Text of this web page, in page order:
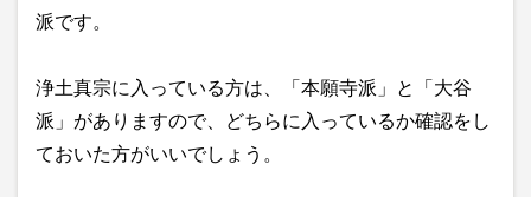
派です。
浄土真宗に入っている方は、「本願寺派」と「大谷
派」がありますので、どちらに入っているか確認をし
ておいた方がいいでしょう。